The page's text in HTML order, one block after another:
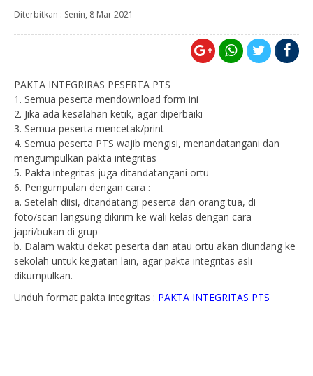
Diterbitkan : Senin, 8 Mar 2021
PAKTA INTEGRIRAS PESERTA PTS
1. Semua peserta mendownload form ini
2. Jika ada kesalahan ketik, agar diperbaiki
3. Semua peserta mencetak/print
4. Semua peserta PTS wajib mengisi, menandatangani dan
mengumpulkan pakta integritas
5. Pakta integritas juga ditandatangani ortu
6. Pengumpulan dengan cara :
a. Setelah diisi, ditandatangi peserta dan orang tua, di
foto/scan langsung dikirim ke wali kelas dengan cara
japri/bukan di grup
b. Dalam waktu dekat peserta dan atau ortu akan diundang ke
sekolah untuk kegiatan lain, agar pakta integritas asli
dikumpulkan.
Unduh format pakta integritas : PAKTA INTEGRITAS PTS